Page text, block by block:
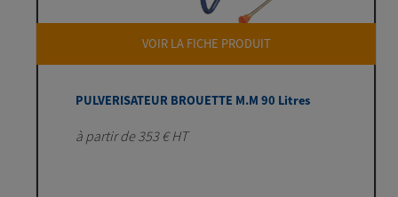
VOIR LA FICHE PRODUIT
PULVERISATEUR BROUETTE M.M 90 Litres
à partir de 353 € HT